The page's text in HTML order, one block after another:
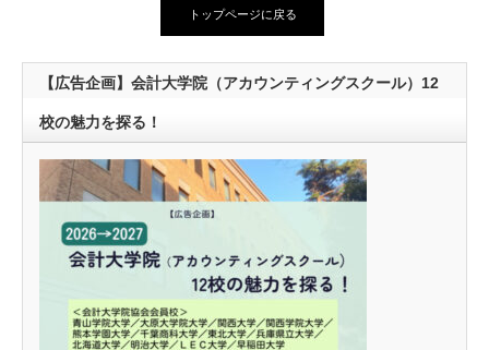
トップページに戻る
【広告企画】会計大学院（アカウンティングスクール）12
校の魅力を探る！